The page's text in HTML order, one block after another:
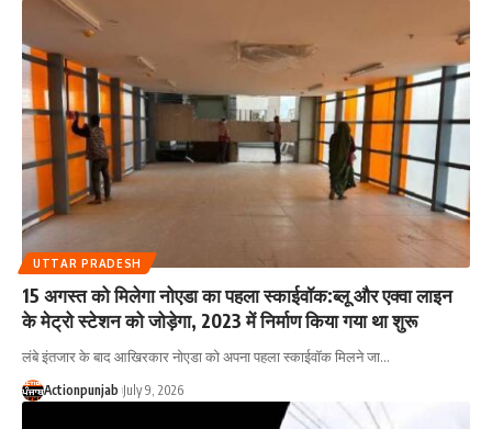
UTTAR PRADESH
15 अगस्त को मिलेगा नोएडा का पहला स्काईवॉक:ब्लू और एक्वा लाइन
के मेट्रो स्टेशन को जोड़ेगा, 2023 में निर्माण किया गया था शुरू
लंबे इंतजार के बाद आखिरकार नोएडा को अपना पहला स्काईवॉक मिलने जा…
Actionpunjab July 9, 2026